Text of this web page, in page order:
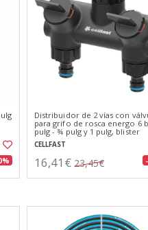
Distribuidor de 2 vías con
para grifo de rosca energo 6
pulg - ¾ pulg y 1 pulg, blister
CELLFAST
16,41€ 23,45€